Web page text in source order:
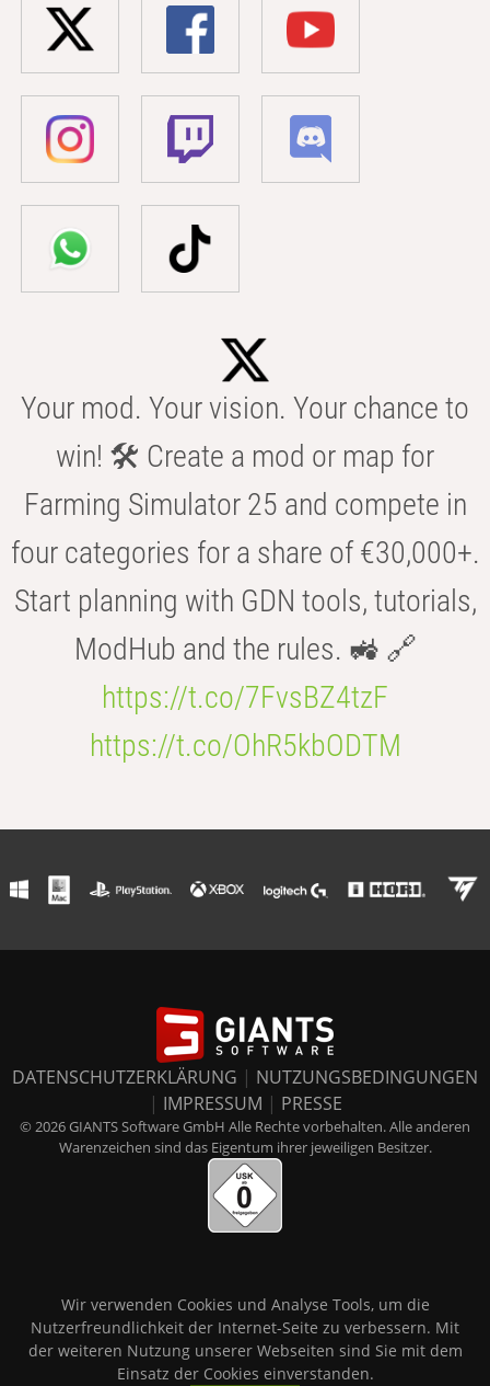
Your mod. Your vision. Your chance to
win! 🛠️ Create a mod or map for
Farming Simulator 25 and compete in
four categories for a share of €30,000+.
Start planning with GDN tools, tutorials,
ModHub and the rules. 🚜 🔗
https://t.co/7FvsBZ4tzF
https://t.co/OhR5kbODTM
DATENSCHUTZERKLÄRUNG | NUTZUNGSBEDINGUNGEN
| IMPRESSUM | PRESSE
© 2026 GIANTS Software GmbH Alle Rechte vorbehalten. Alle anderen
Warenzeichen sind das Eigentum ihrer jeweiligen Besitzer.
Wir verwenden Cookies und Analyse Tools, um die
Nutzerfreundlichkeit der Internet-Seite zu verbessern. Mit
der weiteren Nutzung unserer Webseiten sind Sie mit dem
Einsatz der Cookies einverstanden.